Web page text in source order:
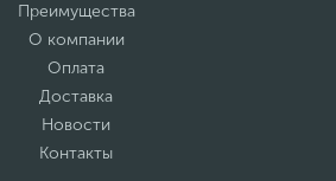
Преимущества
О компании
Оплата
Доставка
Новости
Контакты